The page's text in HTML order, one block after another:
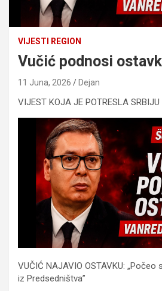
VIJESTI REGION
Vučić podnosi
11 Juna, 2026 Dejan
VIJEST KOJA JE POTRESLA SRBIJU
VUČIĆ NAJAVIO OSTAVKU:
iz Predsedništva”